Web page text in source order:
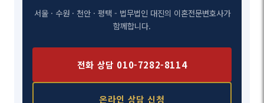
서울 · 수원 · 천안 · 평택 - 법무법인 대진의 이혼전문변호사가
함께합니다.
전화 상담 010-7282-8114
온라인 상담 신청